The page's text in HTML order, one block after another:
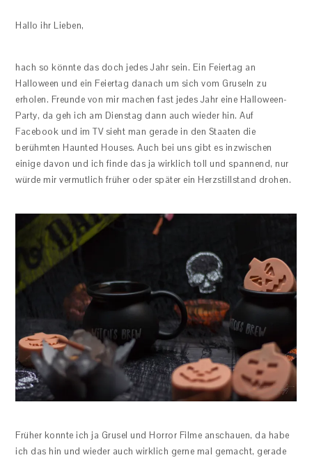
Hallo ihr Lieben,
hach so könnte das doch jedes Jahr sein. Ein Feiertag an
Halloween und ein Feiertag danach um sich vom Gruseln zu
erholen. Freunde von mir machen fast jedes Jahr eine Halloween-
Party, da geh ich am Dienstag dann auch wieder hin. Auf
Facebook und im TV sieht man gerade in den Staaten die
berühmten Haunted Houses. Auch bei uns gibt es inzwischen
einige davon und ich finde das ja wirklich toll und spannend, nur
würde mir vermutlich früher oder später ein Herzstillstand drohen.
Früher konnte ich ja Grusel und Horror Filme anschauen, da habe
ich das hin und wieder auch wirklich gerne mal gemacht, gerade